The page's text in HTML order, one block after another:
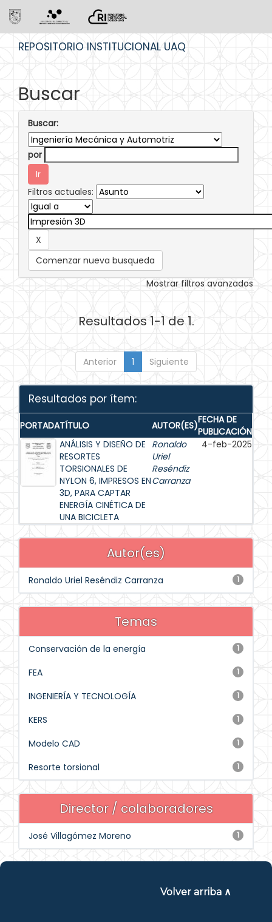
REPOSITORIO INSTITUCIONAL UAQ
Buscar
Buscar:
por
Filtros actuales:
Comenzar nueva busqueda
Mostrar filtros avanzados
Resultados 1-1 de 1.
Anterior 1 Siguiente
Resultados por ítem:
PORTADATÍTULO AUTOR(ES)FECHA DE
PUBLICACIÓN
ANÁLISIS Y DISEÑO DE
RESORTES
TORSIONALES DE
NYLON 6, IMPRESOS EN
3D, PARA CAPTAR
ENERGÍA CINÉTICA DE
UNA BICICLETA
Ronaldo
Uriel
Reséndiz
Carranza
4-feb-2025
Autor(es)
1
Ronaldo Uriel Reséndiz Carranza
Temas
1
Conservación de la energía
1
FEA
1
INGENIERÍA Y TECNOLOGÍA
1
KERS
1
Modelo CAD
1
Resorte torsional
Director / colaboradores
1
José Villagómez Moreno
Volver arriba ∧